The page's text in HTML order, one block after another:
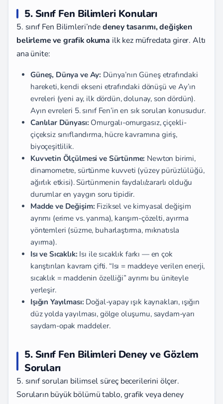
5. Sınıf Fen Bilimleri Konuları
5. sınıf Fen Bilimleri’ndedeney tasarımı, değişken
belirleme ve grafik okuma ilk kez müfredata girer. Altı
ana ünite:
Güneş, Dünya ve Ay: Dünya’nın Güneş etrafındaki
hareketi, kendi ekseni etrafındaki dönüşü ve Ay’ın
evreleri (yeni ay, ilk dördün, dolunay, son dördün).
Ayın evreleri 5. sınıf Fen’in en sık sorulan konusudur.
Canlılar Dünyası: Omurgalı-omurgasız, çiçekli-
çiçeksiz sınıflandırma, hücre kavramına giriş,
biyoçeşitlilik.
Kuvvetin Ölçülmesi ve Sürtünme: Newton birimi,
dinamometre, sürtünme kuvveti (yüzey pürüzlülüğü,
ağırlık etkisi). Sürtünmenin faydalı/zararlı olduğu
durumlar en yaygın soru tipidir.
Madde ve Değişim: Fiziksel ve kimyasal değişim
ayrımı (erime vs. yanma), karışım-çözelti, ayırma
yöntemleri (süzme, buharlaştırma, mıknatısla
ayırma).
Isı ve Sıcaklık: Isı ile sıcaklık farkı — en çok
karıştırılan kavram çifti. “Isı = maddeye verilen enerji,
sıcaklık = maddenin özelliği” ayrımı bu üniteyle
yerleşir.
Işığın Yayılması: Doğal-yapay ışık kaynakları, ışığın
düz yolda yayılması, gölge oluşumu, saydam-yarı
saydam-opak maddeler.
5. Sınıf Fen Bilimleri Deney ve Gözlem
Soruları
5. sınıf soruları bilimsel süreç becerilerini ölçer.
Soruların büyük bölümü tablo, grafik veya deney